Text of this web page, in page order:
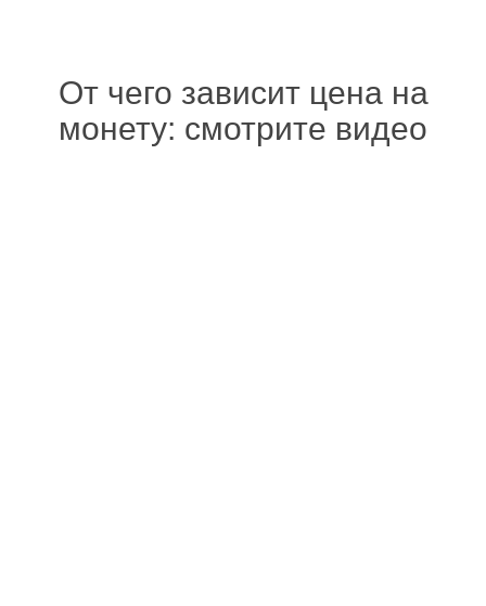
От чего зависит цена на
монету: смотрите видео